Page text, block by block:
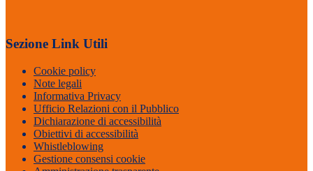
Sezione Link Utili
Cookie policy
Note legali
Informativa Privacy
Ufficio Relazioni con il Pubblico
Dichiarazione di accessibilità
Obiettivi di accessibilità
Whistleblowing
Gestione consensi cookie